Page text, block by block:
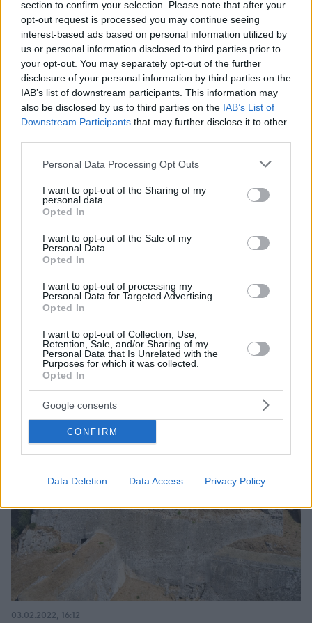
section to confirm your selection. Please note that after your
opt-out request is processed you may continue seeing
interest-based ads based on personal information utilized by
us or personal information disclosed to third parties prior to
your opt-out. You may separately opt-out of the further
disclosure of your personal information by third parties on the
IAB’s list of downstream participants. This information may
also be disclosed by us to third parties on the IAB’s List of
Downstream Participants that may further disclose it to other
Please note that this website/app uses one or more Google
not limited to your visit or usage behaviour. You may click to
grant or deny consent to Google and its third-party tags to
use your data for below specified purposes in below Google
consent section.
Personal Data Processing Opt Outs
I want to opt-out of the Sharing of my
personal data.
Opted In
I want to opt-out of the Sale of my
Personal Data.
Opted In
I want to opt-out of processing my
Personal Data for Targeted Advertising.
Opted In
I want to opt-out of Collection, Use,
Retention, Sale, and/or Sharing of my
Personal Data that Is Unrelated with the
Purposes for which it was collected.
Opted In
Google consents
CONFIRM
Data Deletion Data Access Privacy Policy
Ανακαλύφθηκε στη Σιβηρία το αρχαιότερο φρούριο του
κόσμου - Χτίστηκε πριν από 8.000 χρόνια,
Το φρούριο βρίσκεται σε αμμώδη περιοχή, γεγονός
που υποδηλώνει ότι η τοποθεσία επιλέχθηκε από
03.02.2022, 16:12